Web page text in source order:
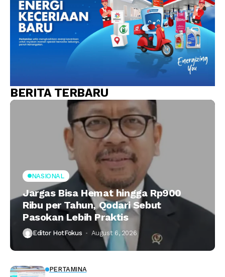
BERITA TERBARU
NASIONAL
Jargas Bisa Hemat hingga Rp900
Ribu per Tahun, Qodari Sebut
Pasokan Lebih Praktis
Editor HotFokus August 6, 2026
PERTAMINA